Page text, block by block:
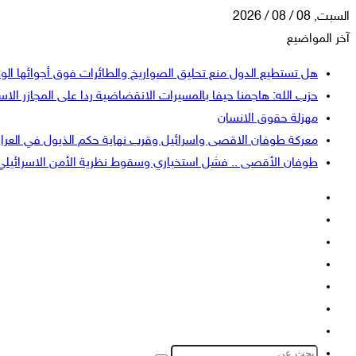
السبت, 08 / 08 / 2026
آخر المواضيع
هل تستطيع الدول منع تحليق الصواريخ والطائرات فوق أجوائها
حزب الله: هاجمنا حيفا بالمسيرات الانقضاضية ردا على المجازر
مهزلة حقوق الانسان
معركة طوفان الاقصى واسرائيل وقرب نهاية حكم الذيول في
طوفان الأقصى .. فشل استخباري وسقوط نظرية الأمن